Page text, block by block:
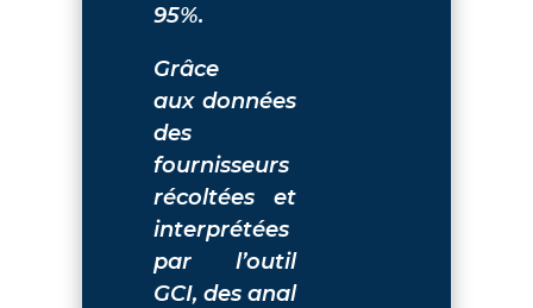
95%.
Grâce
aux données
des
fournisseurs
récoltées et
interprétées
par l’outil
GCI, des anal